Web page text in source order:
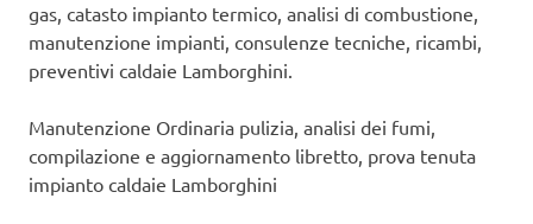
gas, catasto impianto termico, analisi di combustione,
manutenzione impianti, consulenze tecniche, ricambi,
preventivi caldaie Lamborghini.
Manutenzione Ordinaria pulizia, analisi dei fumi,
compilazione e aggiornamento libretto, prova tenuta
impianto caldaie Lamborghini